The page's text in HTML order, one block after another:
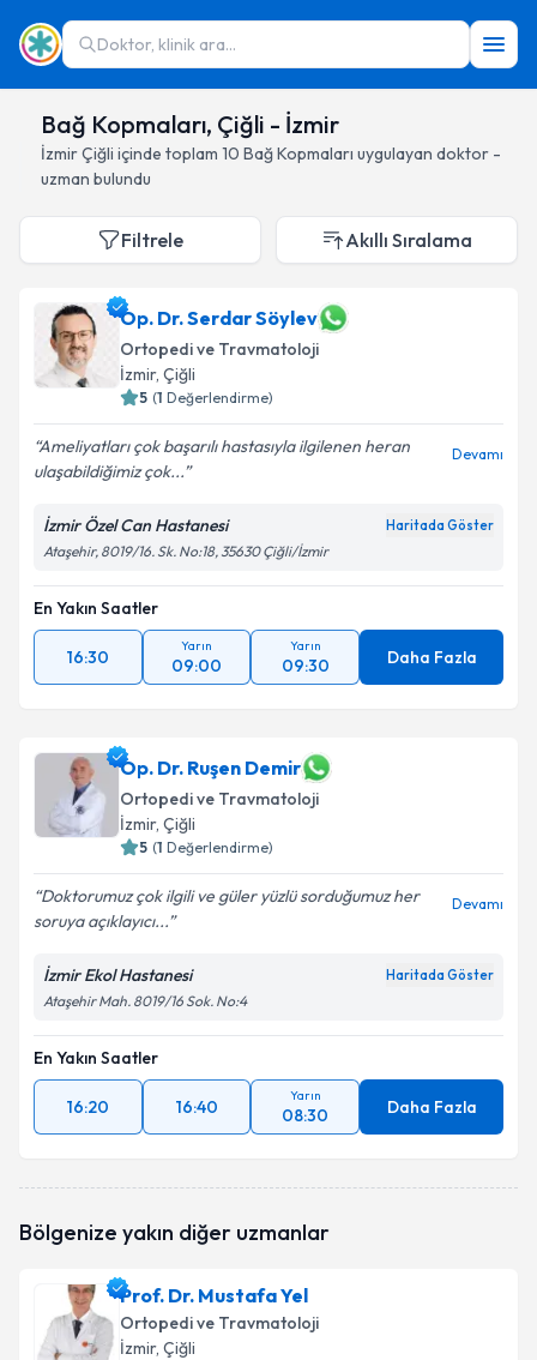
Doktor, klinik ara...
Bağ Kopmaları, Çiğli - İzmir
İzmirÇiğli içinde toplam 10 Bağ Kopmaları uygulayan doktor -
uzman bulundu
Filtrele Akıllı Sıralama
Op. Dr. Serdar Söylev
Ortopedi ve Travmatoloji
İzmir, Çiğli
5 (1 Değerlendirme)
Ameliyatları çok başarılı hastasıyla ilgilenen heran
ulaşabildiğimiz çok...
Devamı
İzmir Özel Can Hastanesi Haritada Göster
Ataşehir, 8019/16. Sk. No:18, 35630 Çiğli/İzmir
En Yakın Saatler
16:30
Yarın
09:00
Yarın
09:30 Daha Fazla
Op. Dr. Ruşen Demir
Ortopedi ve Travmatoloji
İzmir, Çiğli
5 (1 Değerlendirme)
Doktorumuz çok ilgili ve güler yüzlü sorduğumuz her
soruya açıklayıcı...
Devamı
İzmir Ekol Hastanesi Haritada Göster
Ataşehir Mah. 8019/16 Sok. No:4
En Yakın Saatler
16:20 16:40
Yarın
08:30 Daha Fazla
Bölgenize yakın diğer uzmanlar
Prof. Dr. Mustafa Yel
Ortopedi ve Travmatoloji
İzmir, Çiğli